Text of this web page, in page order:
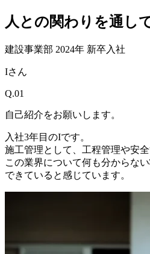
人との関わりを通し
建設事業部 2024年 新卒入社
Iさん
Q.01
自己紹介をお願いします。
入社3年目のIです。
施工管理として、工程管理や安
この業界について何も分からな
できていると感じています。